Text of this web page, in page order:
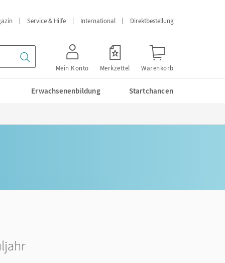
Service & Hilfe International Direktbestellung
Mein Konto Merkzettel Warenkorb
Erwachsenenbildung Startchancen